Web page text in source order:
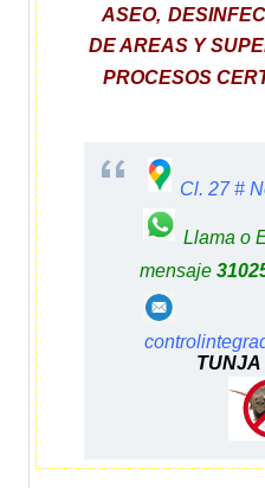
ASEO,
DE AREAS Y
PROCESOS
Cl. 27 #
Llama o
mensaje
TUNJA